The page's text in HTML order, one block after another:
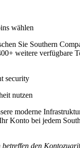
wählen
Sie Southern
weitere verfügbare
nutzen
moderne
Konto bei jedem
betreffen den